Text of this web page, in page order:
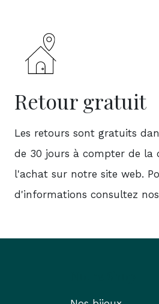
Retour gratuit
Les retours sont gratuits
de 30 jours à compter de la
l'achat sur notre site web.
d'informations consultez nos